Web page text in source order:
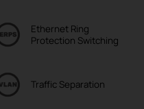
Ethernet Ring
Protection Switching
TrafficSeparation